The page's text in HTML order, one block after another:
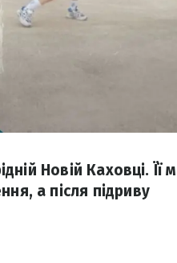
Новій Каховці. Її
а після підриву